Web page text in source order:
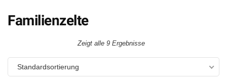
Familienzelte
Zeigt alle 9 Ergebnisse
Standardsortierung